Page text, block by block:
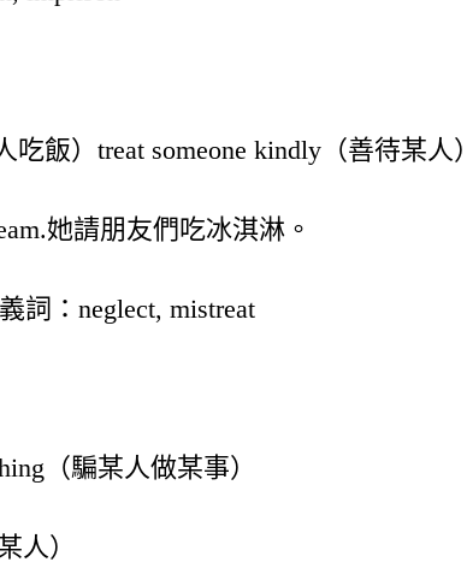
吃飯）treat someone kindly（善待某人）
她請朋友們吃冰淇淋。
詞：neglect, mistreat
（騙某人做某事）
人）